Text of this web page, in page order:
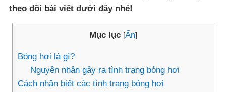
theo dõi bài viết dưới đây nhé!
Mục lục [Ẩn]
Bỏng hơi là gì?
Nguyên nhân gây ra tình trạng bỏng hơi
Cách nhận biết các tình trạng bỏng hơi